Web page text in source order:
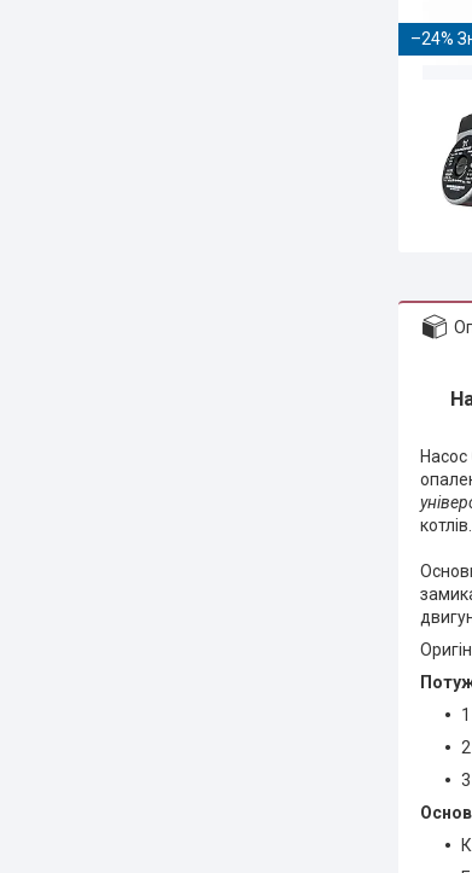
–24%
Насос